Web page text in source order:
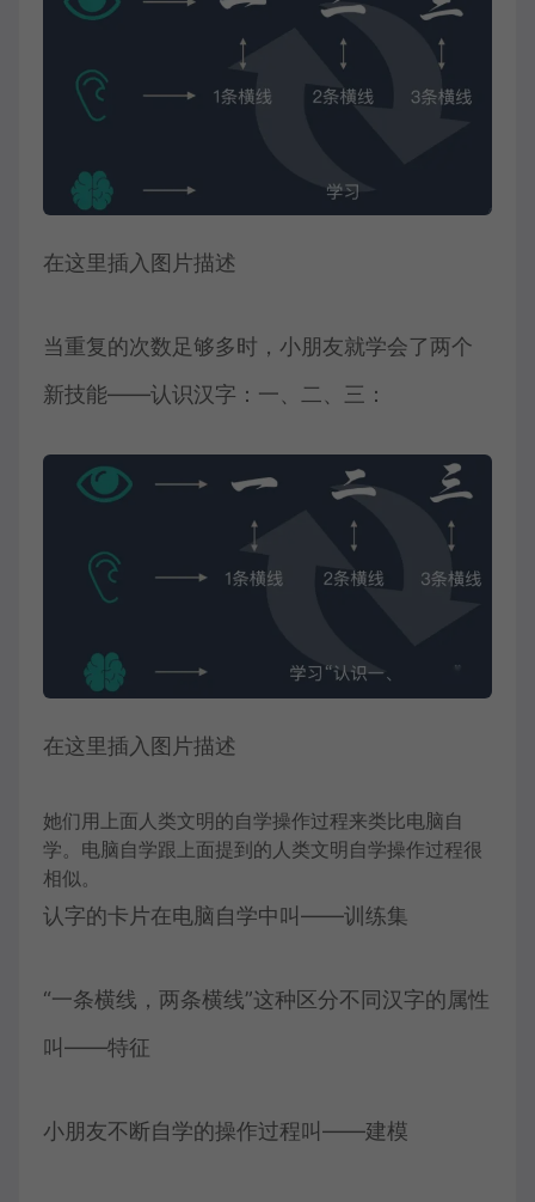
在这里插入图片描述
当重复的次数足够多时，小朋友就学会了两个
新技能——认识汉字：一、二、三：
在这里插入图片描述
她们用上面人类文明的自学操作过程来类比电脑自
学。电脑自学跟上面提到的人类文明自学操作过程很
相似。
认字的卡片在电脑自学中叫——训练集
“一条横线，两条横线”这种区分不同汉字的属性
叫——特征
小朋友不断自学的操作过程叫——建模